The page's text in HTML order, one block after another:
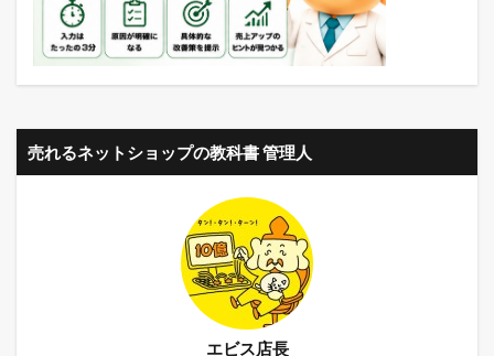
売れるネットショップの教科書 管理人
エビス店長